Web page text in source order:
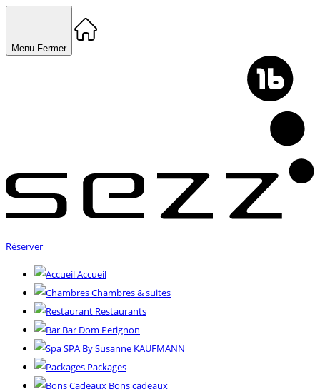
Menu Fermer
Réserver
Accueil
Chambres & suites
Restaurants
Bar Dom Perignon
SPA By Susanne KAUFMANN
Packages
Bons cadeaux